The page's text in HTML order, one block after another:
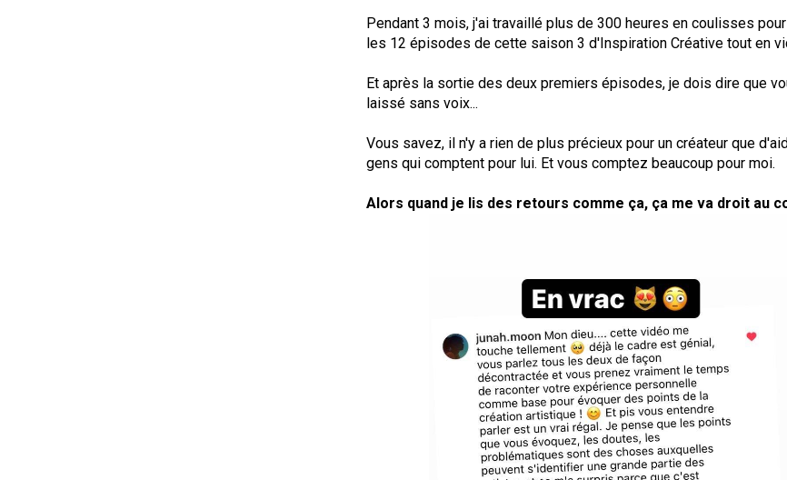
Pendant 3 mois, j'ai travaillé plus de 300 heures en coulisses
les 12 épisodes de cette saison 3 d'Inspiration Créative tout en
Et après la sortie des deux premiers épisodes, je dois dire que
laissé sans voix...
Vous savez, il n'y a rien de plus précieux pour un créateur que
gens qui comptent pour lui. Et vous comptez beaucoup pour moi.
Alors quand je lis des retours comme ça, ça me va droit au